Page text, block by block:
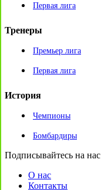
Первая лига
Тренеры
Премьер лига
Первая лига
История
Чемпионы
Бомбардиры
Подписывайтесь на нас
О нас
Контакты